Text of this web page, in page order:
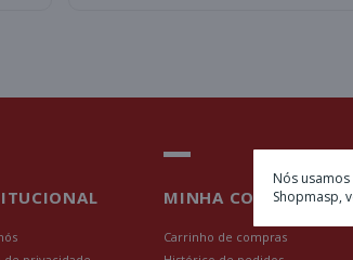
Nós
Shopmasp,
MINHA CONTA
Carrinho de compras